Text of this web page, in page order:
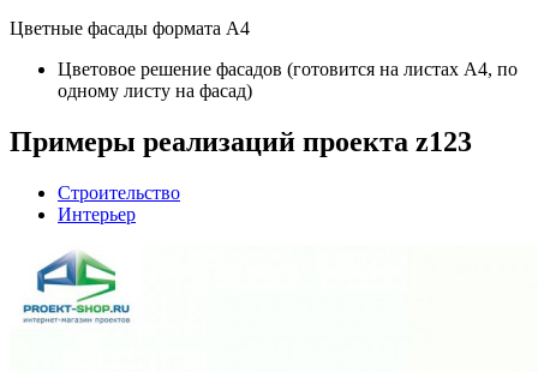
Цветные фасады формата А4
Цветовое решение фасадов (готовится на листах А4, по
одному листу на фасад)
Примеры реализаций проекта z123
Строительство
Интерьер